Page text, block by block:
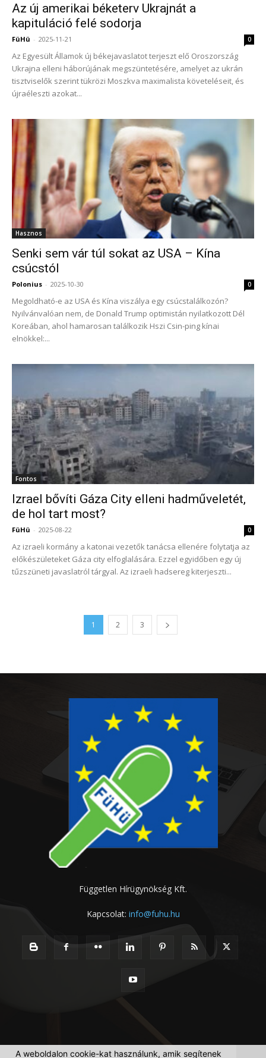
Az új amerikai béketerv Ukrajnát a
kapituláció felé sodorja
FüHü - 2025-11-21 0
Az Egyesült Államok új békejavaslatot terjeszt elő Oroszország
Ukrajna elleni háborújának megszüntetésére, amelyet az ukrán
tisztviselők szerint tükrözi Moszkva maximalista követeléseit, és
újraéleszti azokat...
Hasznos
Senki sem vár túl sokat az USA – Kína
csúcstól
Polonius - 2025-10-30 0
Megoldható-e az USA és Kína viszálya egy csúcstalálkozón?
Nyilvánvalóan nem, de Donald Trump optimistán nyilatkozott Dél
Koreában, ahol hamarosan találkozik Hszi Csin-ping kínai
elnökkel:...
Fontos
Izrael bővíti Gáza City elleni hadműveletét,
de hol tart most?
FüHü - 2025-08-22 0
Az izraeli kormány a katonai vezetők tanácsa ellenére folytatja az
előkészületeket Gáza city elfoglalására. Ezzel egyidőben egy új
tűzszüneti javaslatról tárgyal. Az izraeli hadsereg kiterjeszti...
1 2 3
Független Hírügynökség Kft.
Kapcsolat: info@fuhu.hu
A weboldalon cookie-kat használunk, amik segítenek